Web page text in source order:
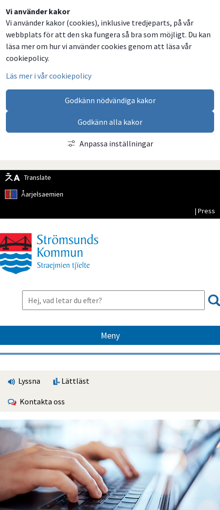
Vi använder kakor
Vi använder kakor (cookies), inklusive tredjeparts, på vår
webbplats för att den ska fungera så bra som möjligt. Du kan
läsa mer om hur vi använder cookies genom att läsa vår
cookiepolicy.
Läs mer i vår cookiepolicy
Godkänn nödvändiga kakor
Godkänn alla kakor
Anpassa inställningar
Translate
Åarjelsaemien
| Press
Meny
Lyssna Lättläst
Kontakta oss
Dela
på
Facebook
Dela
på
Twitter
Dela
på
LinkedIn
Dela
via
email